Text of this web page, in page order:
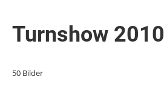
Turnshow 2010
50 Bilder